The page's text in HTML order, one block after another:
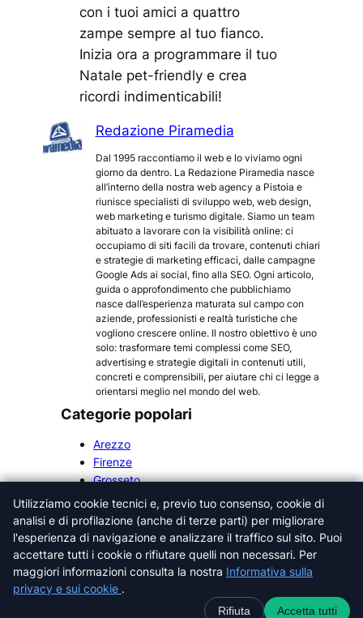
con i tuoi amici a quattro
zampe sempre al tuo fianco.
Inizia ora a programmare il tuo
Natale pet-friendly e crea
ricordi indimenticabili!
Redazione Piramedia
Dal 1995 raccontiamo il web e lo viviamo ogni
giorno da dentro. La Redazione Piramedia nasce
all’interno della nostra web agency a Pistoia e
riunisce specialisti di sviluppo web, web design,
web marketing e turismo digitale. Siamo un team
abituato a lavorare con la visibilità online: ci
occupiamo di siti facili da trovare, contenuti chiari
e strategie di marketing efficaci, dalle campagne
Google Ads ai social, fino alla SEO. Ogni articolo,
guida o approfondimento che pubblichiamo
nasce dall’esperienza maturata sul campo con
aziende, professionisti e realtà turistiche che
vogliono crescere online. Il nostro obiettivo è uno
solo: trasformare temi complessi come SEO,
advertising e strategie digitali in contenuti utili,
concreti e comprensibili, per aiutare chi ci legge a
orientarsi meglio nel mondo del web.
Categorie popolari
Arezzo
Firenze
Grosseto
Livorno
Lucca
Massa-Carrara
Pisa
Pistoia
Prato
Utilizziamo cookie tecnici e, previo tuo consenso, cookie di
analisi e di profilazione (anche di terze parti) per migliorare
l'esperienza di navigazione e analizzare il traffico sul sito. Puoi
accettare tutti i cookie o rifiutare quelli non necessari. Per
maggiori informazioni consulta la nostra Informativa sulla
privacy e sui cookie .
Rifiuta Accetta tutti